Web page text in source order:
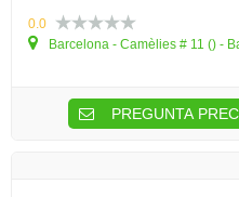
0.0
Barcelona - Camèlies # 11 () -
PREGUNTA